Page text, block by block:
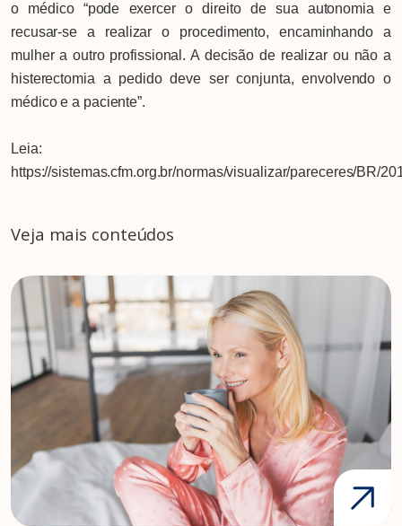
o médico “pode exercer o direito de sua autonomia e
recusar-se a realizar o procedimento, encaminhando a
mulher a outro profissional. A decisão de realizar ou não a
histerectomia a pedido deve ser conjunta, envolvendo o
médico e a paciente”.
Leia:
https://sistemas.cfm.org.br/normas/visualizar/pareceres/BR/
Veja mais conteúdos